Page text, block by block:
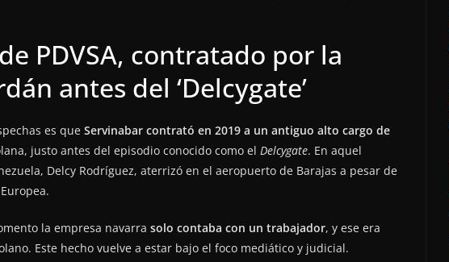
PDVSA, contratado por la
antes del ‘Delcygate’
es que Servinabar contrató en 2019 a un antiguo alto cargo de
justo antes del episodio conocido como el Delcygate. En aquel
Delcy Rodríguez, aterrizó en el aeropuerto de Barajas a pesar de
la empresa navarra solo contaba con un trabajador, y ese era
Este hecho vuelve a estar bajo el foco mediático y judicial.